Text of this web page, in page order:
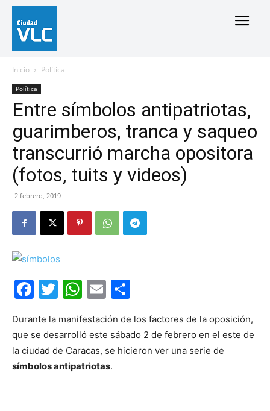
Inicio Política
Política
Entre símbolos antipatriotas,
guarimberos, tranca y saqueo
transcurrió marcha opositora
(fotos, tuits y videos)
2 febrero, 2019
Facebook
Twitter
WhatsApp
Email
Durante la manifestación de los factores de la oposición,
que se desarrolló este sábado 2 de febrero en el este de
la ciudad de Caracas, se hicieron ver una serie de
símbolos antipatriotas.